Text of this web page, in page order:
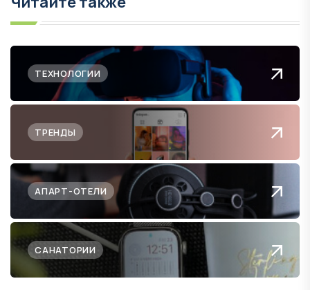
ТЕХНОЛОГИИ
ТРЕНДЫ
АПАРТ-ОТЕЛИ
САНАТОРИИ